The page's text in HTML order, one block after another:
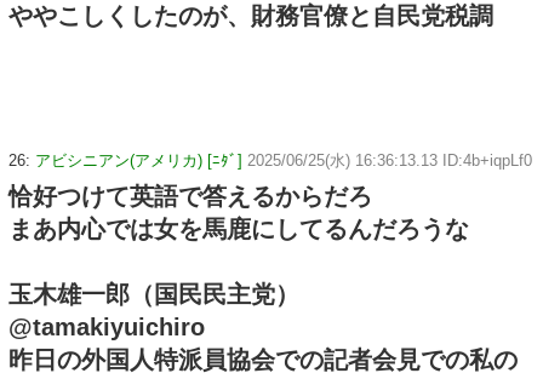
ややこしくしたのが、財務官僚と自民党税調
26: アビシニアン(アメリカ) [ﾆﾀﾞ] 2025/06/25(水) 16:36:13.13 ID:4b+iqpLf0
恰好つけて英語で答えるからだろ
まあ内心では女を馬鹿にしてるんだろうな
玉木雄一郎（国民民主党）
@tamakiyuichiro
昨日の外国人特派員協会での記者会見での私の